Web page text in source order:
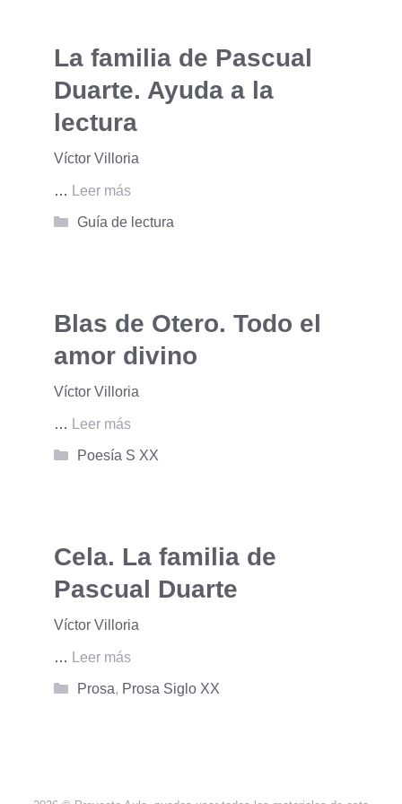
La familia de Pascual
Duarte. Ayuda a la
lectura
Víctor Villoria
…
Leer más
Categorías
Guía de lectura
Blas de Otero. Todo el
amor divino
Víctor Villoria
…
Leer más
Categorías
Poesía S XX
Cela. La familia de
Pascual Duarte
Víctor Villoria
…
Leer más
Categorías
Prosa, Prosa Siglo XX